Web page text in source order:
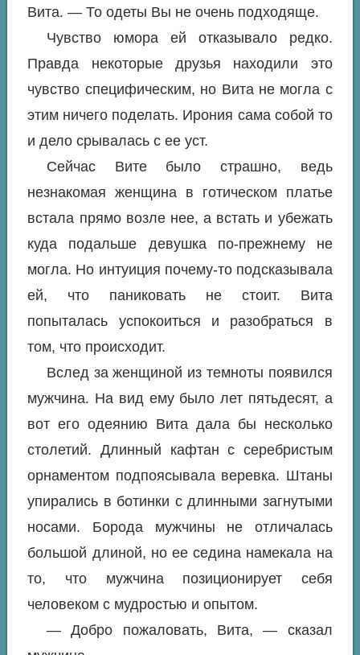
Вита. — То одеты Вы не очень подходяще.
Чувство юмора ей отказывало редко.
Правда некоторые друзья находили это
чувство специфическим, но Вита не могла с
этим ничего поделать. Ирония сама собой то
и дело срывалась с ее уст.
Сейчас Вите было страшно, ведь
незнакомая женщина в готическом платье
встала прямо возле нее, а встать и убежать
куда подальше девушка по-прежнему не
могла. Но интуиция почему-то подсказывала
ей, что паниковать не стоит. Вита
попыталась успокоиться и разобраться в
том, что происходит.
Вслед за женщиной из темноты появился
мужчина. На вид ему было лет пятьдесят, а
вот его одеянию Вита дала бы несколько
столетий. Длинный кафтан с серебристым
орнаментом подпоясывала веревка. Штаны
упирались в ботинки с длинными загнутыми
носами. Борода мужчины не отличалась
большой длиной, но ее седина намекала на
то, что мужчина позиционирует себя
человеком с мудростью и опытом.
— Добро пожаловать, Вита, — сказал